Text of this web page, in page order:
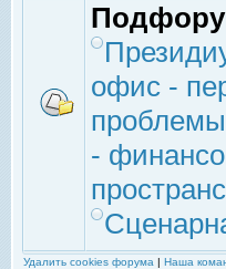
офис -
-
Удалить cookies форума | Наша